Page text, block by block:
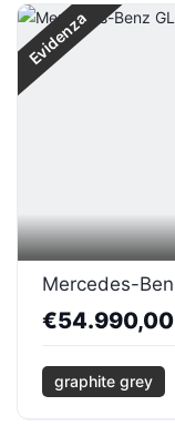
Evidenza
€54.990,00
graphite grey